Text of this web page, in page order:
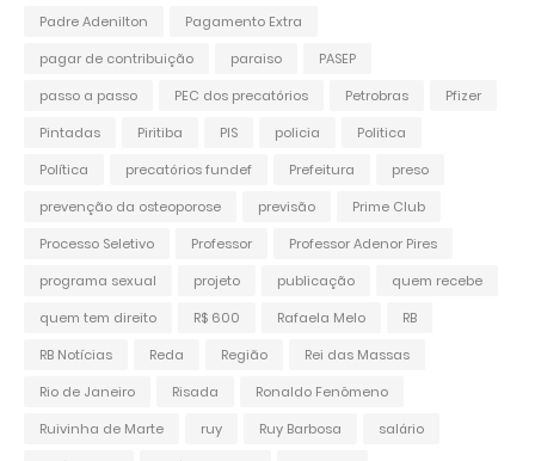
Padre Adenilton
Pagamento Extra
pagar de contribuição
paraiso
PASEP
passo a passo
PEC dos precatórios Petrobras
Pfizer
Pintadas
Piritiba PIS policia
Politica
Política
precatórios fundef Prefeitura
preso
prevenção da osteoporose
previsão
Prime Club
Processo Seletivo
Professor
Professor Adenor Pires
programa sexual
projeto publicação
quem recebe
quem tem direito
R$ 600 Rafaela Melo
RB
RB Notícias
Reda Região
Rei das Massas
Rio de Janeiro
Risada
Ronaldo Fenômeno
Ruivinha de Marte
ruy Ruy Barbosa
salário